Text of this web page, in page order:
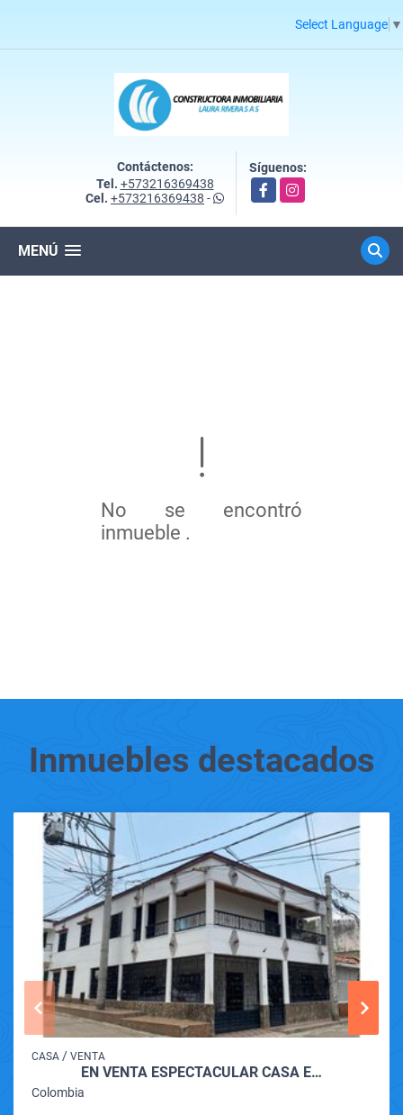
Select Language ▼
Contáctenos:
Tel. +573216369438
Cel. +573216369438 -
Síguenos:
FacebookInstagram
MENÚ
No se encontró
inmueble .
Inmuebles destacados
CASA / VENTA
EN VENTA ESPECTACULAR CASA E…
Colombia